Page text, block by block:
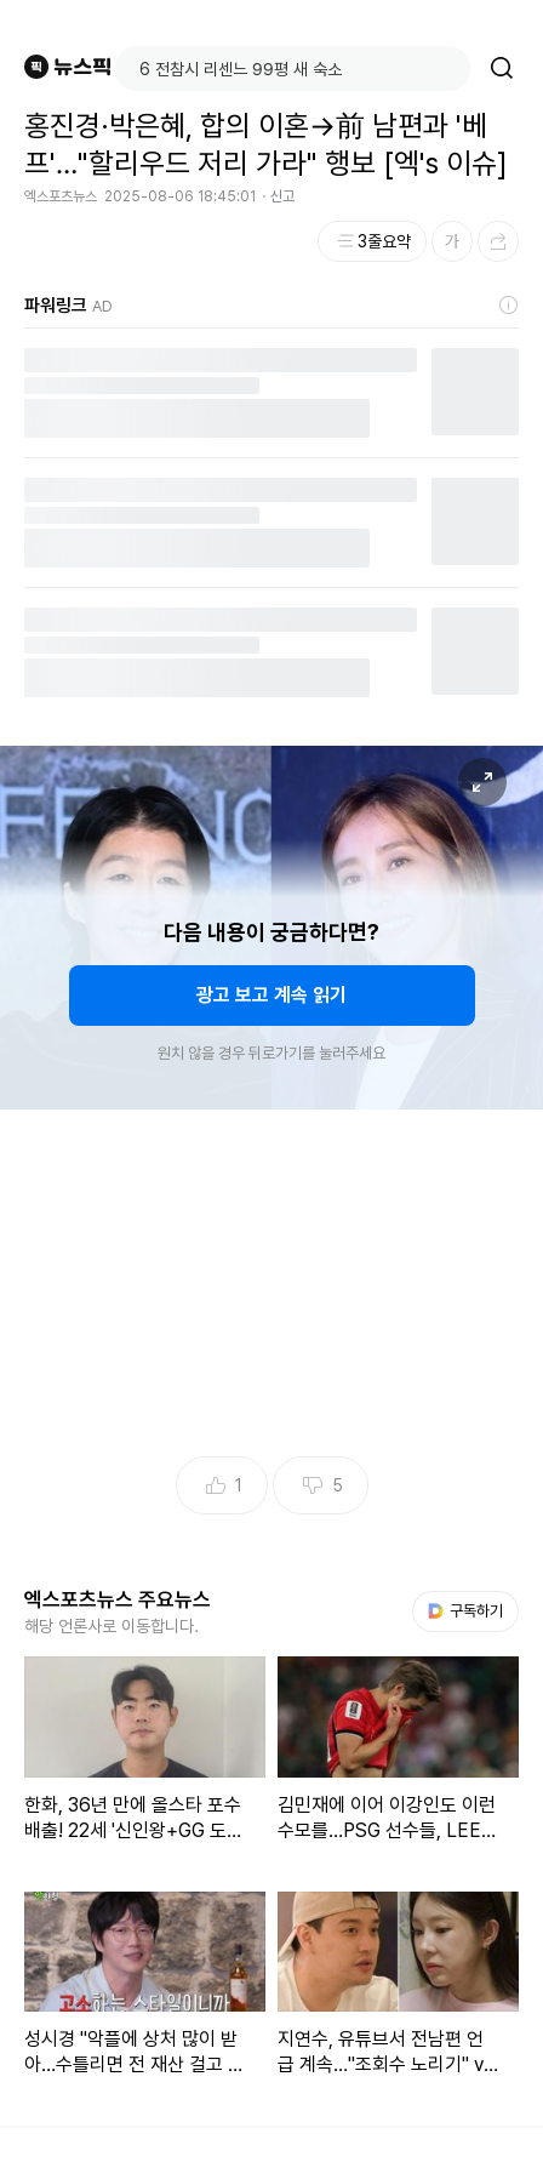
홍진경·박은혜, 합의 이혼→前 남편과 '베
프'…"할리우드 저리 가라" 행보 [엑's 이슈]
엑스포츠뉴스 2025-08-06 18:45:01 신고
3줄요약
파워링크 AD
6일 홍진경의 소속사 티엔엔터테인먼트 측은 엑스포츠뉴스에
이날 홍진경 부부가 누구의 귀책사유도 없이 22년간의 결혼
생활을 마무리했다는 소식이 전해졌다. 딸 라엘 양도 부모의
결정을 존중했으며 이혼 후에도 활발히 교류 중이라고.
같은 날 홍진경은 정선희의 유튜브 채널에 출연해 이혼에 대해
직접 입을 열었다.
다음 내용이 궁금하다면?
광고 보고 계속 읽기
원치 않을 경우 뒤로가기를 눌러주세요
1 5
엑스포츠뉴스 주요뉴스
해당 언론사로 이동합니다.
구독하기
한화, 36년 만에 올스타 포수
배출! 22세 '신인왕+GG 도
김민재에 이어 이강인도 이런
수모를…PSG 선수들, LEE
성시경 "악플에 상처 많이 받
아…수틀리면 전 재산 걸고 고
지연수, 유튜브서 전남편 언
급 계속…"조회수 노리기" vs